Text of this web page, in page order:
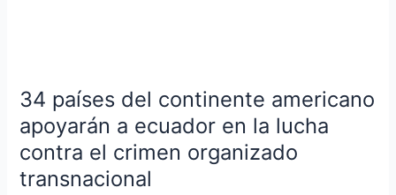
34 países del continente americano
apoyarán a ecuador en la lucha
contra el crimen organizado
transnacional
del
continente
americano
apoyarán
a